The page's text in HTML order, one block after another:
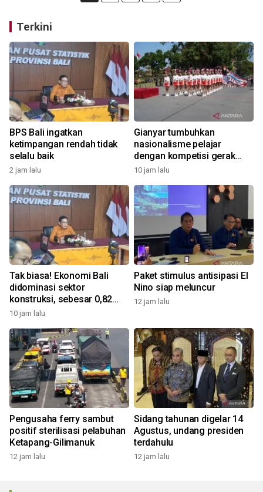
Terkini
BPS Bali ingatkan
ketimpangan rendah tidak
selalu baik
2 jam lalu
Gianyar tumbuhkan
nasionalisme pelajar
dengan kompetisi gerak
jalan
10 jam lalu
Tak biasa! Ekonomi Bali
didominasi sektor
konstruksi, sebesar 0,82
persen
10 jam lalu
Paket stimulus antisipasi El
Nino siap meluncur
12 jam lalu
Pengusaha ferry sambut
positif sterilisasi pelabuhan
Ketapang-Gilimanuk
12 jam lalu
Sidang tahunan digelar 14
Agustus, undang presiden
terdahulu
12 jam lalu